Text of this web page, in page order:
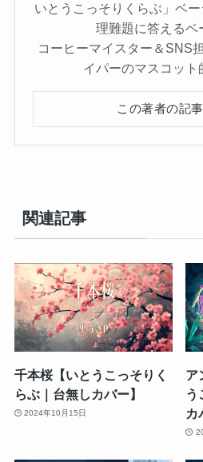
いとうこっそりくらぶ」ベ
理難題に答えるベ
コーヒーマイスター＆SNS
イパーのマスコット
この著者の記
関連記事
千本桜【いとうこっそりく
らぶ｜台無しカバー】
2024年10月15日
ア
う
カ